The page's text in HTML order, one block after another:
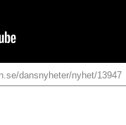
dansnyheter/nyhet/13947